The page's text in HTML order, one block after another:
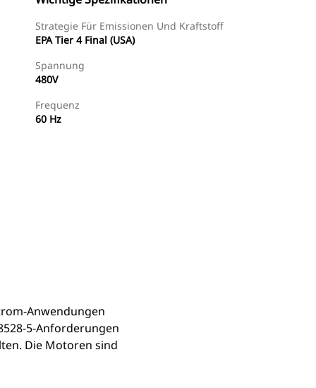
Strategie Für Emissionen Und Kraftstoff
EPA Tier 4 Final (USA)
Spannung
480V
Frequenz
60 Hz
Anwendungen
5-Anforderungen
Die Motoren sind